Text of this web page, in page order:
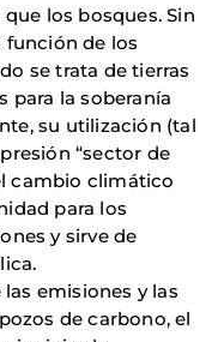
los bosques. Sin
función de los
se trata de tierras
para la soberanía
su utilización (tal
“sector de
cambio climático
para los
y sirve de
emisiones y las
de carbono, el